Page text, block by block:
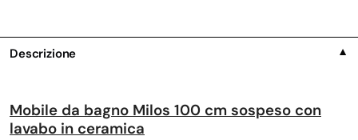
Descrizione ▼
Mobile da bagno Milos 100 cm sospeso con
lavabo in ceramica